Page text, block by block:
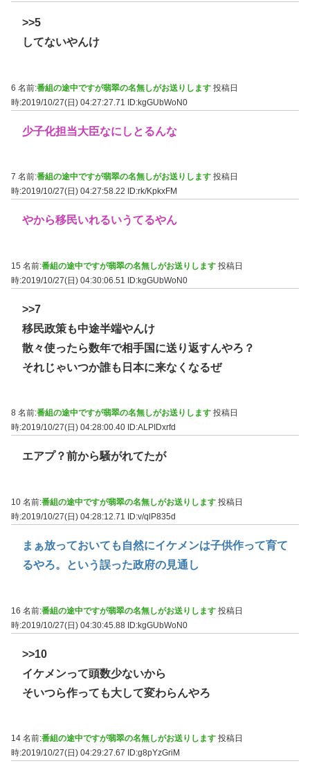
>>5
してないやんけ
6 名前:番組の途中ですが翡翠の名無しがお送りします 投稿日
時:2019/10/27(日) 04:27:27.71 ID:kgGUbWoN0
少子化担当大臣なにしとるんな
7 名前:番組の途中ですが翡翠の名無しがお送りします 投稿日
時:2019/10/27(日) 04:27:58.22
ID:rk/KpkxFM
やから移民いれるいうてるやん
15 名前:番組の途中ですが翡翠の名無しがお送りします 投稿日
時:2019/10/27(日) 04:30:06.51 ID:kgGUbWoN0
>>7
移民政策も中途半端やんけ
散々使ったら数年で相手国に送り返すんやろ？
それじゃいつか誰も日本に来なくなるぜ
8 名前:番組の途中ですが翡翠の名無しがお送りします 投稿日
時:2019/10/27(日) 04:28:00.40 ID:ALPIDxrfd
エアプ？前から騒がれてたが
10 名前:番組の途中ですが翡翠の名無しがお送りします 投稿日
時:2019/10/27(日) 04:28:12.71
ID:v/qlP835d
まぁ放っておいても自然にイケメンは子供作って育て
るやろ。という誤った政府の見通し
16 名前:番組の途中ですが翡翠の名無しがお送りします 投稿日
時:2019/10/27(日) 04:30:45.88 ID:kgGUbWoN0
>>10
イケメンって頭数少ないから
そいつら作っても大して変わらんやろ
14 名前:番組の途中ですが翡翠の名無しがお送りします 投稿日
時:2019/10/27(日) 04:29:27.67
ID:g8pYzGriM